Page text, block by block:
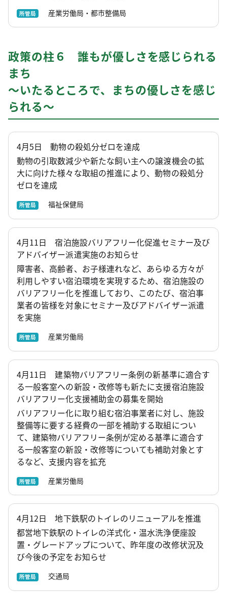
所管局 産業労働局・都市整備局
政策の柱６ 誰もが優しさを感じられる
まち
～いたるところで、まちの優しさを感じ
られる～
4月5日 動物の殺処分ゼロを達成
動物の引取数減少や新たな飼い主への譲渡機会の拡
大に向けた様々な取組の推進により、動物の殺処分
ゼロを達成
所管局 福祉保健局
4月11日 宿泊施設バリアフリー化促進セミナー及び
アドバイザー派遣実施のお知らせ
障害者、高齢者、お子様連れなど、あらゆる方々が
利用しやすい宿泊環境を実現するため、宿泊施設の
バリアフリー化を推進しており、このたび、宿泊事
業者の皆様を対象にセミナー及びアドバイザー派遣
を実施
所管局 産業労働局
4月11日 建築物バリアフリー条例の新基準に適合す
る一般客室への新設・改修等も新たに支援宿泊施設
バリアフリー化支援補助金の募集を開始
バリアフリー化に取り組む宿泊事業者に対し、施設
整備等に要する経費の一部を補助する取組につい
て、建築物バリアフリー条例が定める基準に適合す
る一般客室の新設・改修等についても補助対象とす
るなど、支援内容を拡充
所管局 産業労働局
4月12日 地下鉄駅のトイレのリニューアルを推進
都営地下鉄駅のトイレの洋式化・温水洗浄便座設
置・グレードアップについて、昨年度の改修状況及
び今後の予定をお知らせ
所管局 交通局